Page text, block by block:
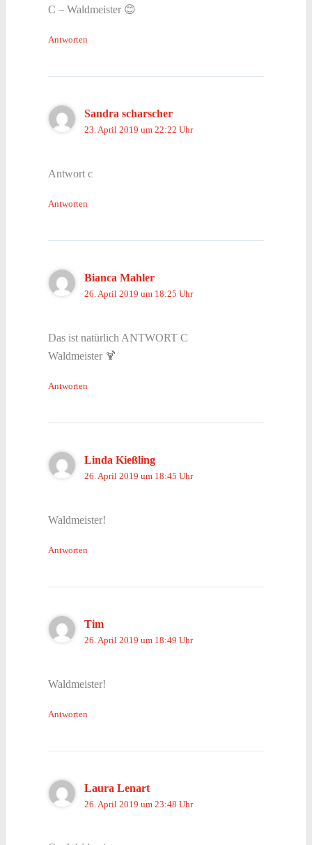
C – Waldmeister 😊
Antworten
Sandra scharscher
23. April 2019 um 22:22 Uhr
Antwort c
Antworten
Bianca Mahler
26. April 2019 um 18:25 Uhr
Das ist natürlich ANTWORT C
Waldmeister 🍹
Antworten
Linda Kießling
26. April 2019 um 18:45 Uhr
Waldmeister!
Antworten
Tim
26. April 2019 um 18:49 Uhr
Waldmeister!
Antworten
Laura Lenart
26. April 2019 um 23:48 Uhr